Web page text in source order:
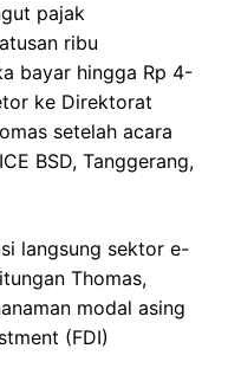
pajak
ribu
bayar hingga Rp 4-
ke Direktorat
setelah acara
BSD, Tanggerang,
langsung sektor e-
Thomas,
modal asing
(FDI)